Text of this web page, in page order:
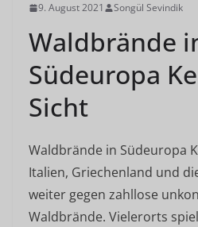
9. August 2021 Songül Sevindik
Waldbrände
Südeuropa
Sicht
Waldbrände in Südeuropa
Italien, Griechenland und
weiter gegen zahllose
Waldbrände. Vielerorts